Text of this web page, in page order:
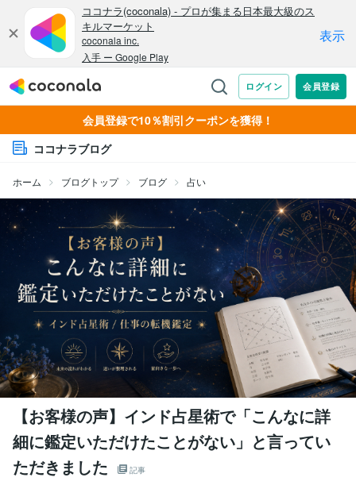
会員登録で10％割引クーポンを獲得！
ココナラブログ
ホーム ブログトップ ブログ 占い
【お客様の声】インド占星術で「こんなに詳
細に鑑定いただけたことがない」と言ってい
ただきました
記事